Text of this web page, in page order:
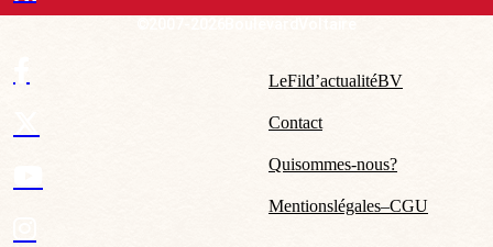
Le Fil d’actualité BV
Contact
Qui sommes-nous ?
Mentions légales – CGU